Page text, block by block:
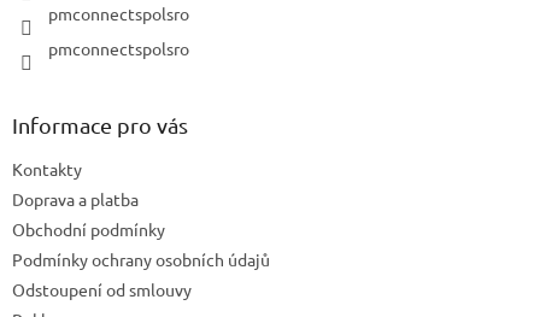
pmconnectspolsro
pmconnectspolsro
Informace pro vás
Kontakty
Doprava a platba
Obchodní podmínky
Podmínky ochrany osobních údajů
Odstoupení od smlouvy